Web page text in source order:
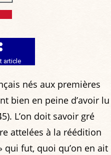
article
nés aux premières
bien en peine d’avoir lu
L’on doit savoir gré
attelées à la réédition
qui fut, quoi qu’on en ait